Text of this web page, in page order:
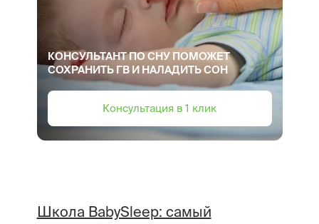
КОНСУЛЬТАНТ ПО СНУ ПОМОЖЕТ
СОХРАНИТЬ ГВ И НАЛАДИТЬ СОН
Консультация в 1 клик
Школа BabySleep: самый